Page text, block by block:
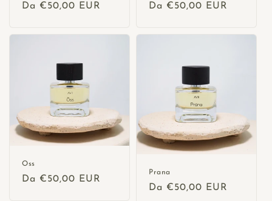
Prezzo
listino
Da €50,00 EUR
Prezzo
listino
Da €50,00 EUR
Oss
Prezzo
Da €50,00 EUR
Prana
Prezzo
Da €50,00 EUR